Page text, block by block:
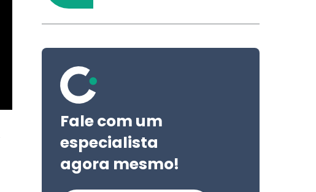
Fale com um
especialista
agora mesmo!